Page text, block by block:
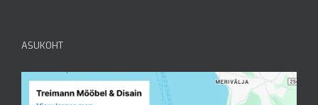
ASUKOHT